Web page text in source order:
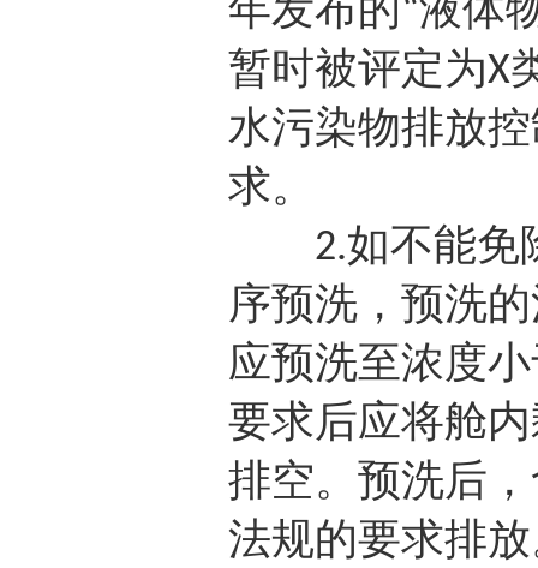
年发布的“液体
暂时被评定为X
水污染物排放
求。
2.如不能免
序预洗，预洗
应预洗至浓度
要求后应将舱
排空。预洗后
法规的要求排